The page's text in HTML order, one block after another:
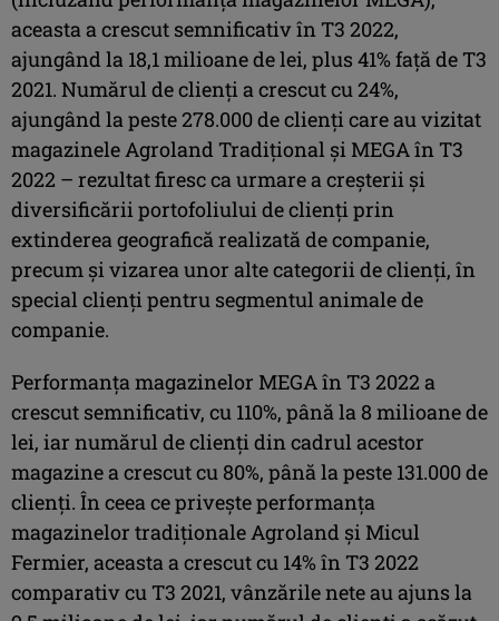
aceasta a crescut semnificativ în T3 2022,
ajungând la 18,1 milioane de lei, plus 41% față de T3
2021. Numărul de clienți a crescut cu 24%,
ajungând la peste 278.000 de clienți care au vizitat
magazinele Agroland Tradițional și MEGA în T3
2022 – rezultat firesc ca urmare a creșterii și
diversificării portofoliului de clienți prin
extinderea geografică realizată de companie,
precum și vizarea unor alte categorii de clienți, în
special clienți pentru segmentul animale de
companie.
Performanța magazinelor MEGA în T3 2022 a
crescut semnificativ, cu 110%, până la 8 milioane de
lei, iar numărul de clienți din cadrul acestor
magazine a crescut cu 80%, până la peste 131.000 de
clienți. În ceea ce privește performanța
magazinelor tradiționale Agroland și Micul
Fermier, aceasta a crescut cu 14% în T3 2022
comparativ cu T3 2021, vânzările nete au ajuns la